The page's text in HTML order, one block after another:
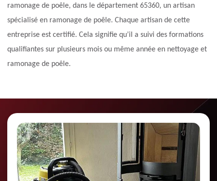
ramonage de poêle, dans le département 65360, un artisan
spécialisé en ramonage de poêle. Chaque artisan de cette
entreprise est certifié. Cela signifie qu’il a suivi des formations
qualifiantes sur plusieurs mois ou même année en nettoyage et
ramonage de poêle.